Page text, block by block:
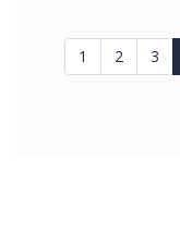
1 2 3